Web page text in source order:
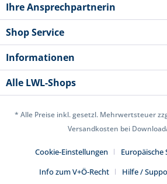
Ihre Ansprechpartnerin
Shop Service
Informationen
Alle LWL-Shops
* Alle Preise inkl. gesetzl. Mehrwertsteuer
Versandkosten bei
Cookie-Einstellungen
Europäische
Info zum V+Ö-Recht
Hilfe /